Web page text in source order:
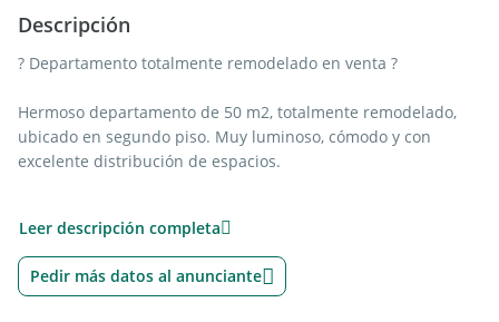
Descripción
? Departamento totalmente remodelado en venta ?
Hermoso departamento de 50 m2, totalmente remodelado,
ubicado en segundo piso. Muy luminoso, cómodo y con
excelente distribución de espacios.
2 habitaciones
Cocina
Lavadero
Leer descripción completa
Pedir más datos al anunciante